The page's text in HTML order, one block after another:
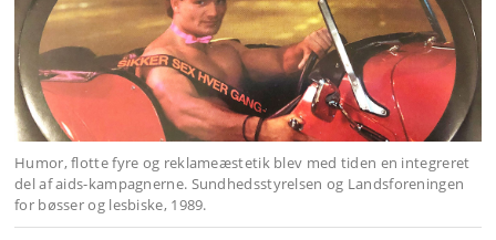
Humor, flotte fyre og reklameæstetik blev med tiden en integreret
del af aids-kampagnerne. Sundhedsstyrelsen og Landsforeningen
for bøsser og lesbiske, 1989.